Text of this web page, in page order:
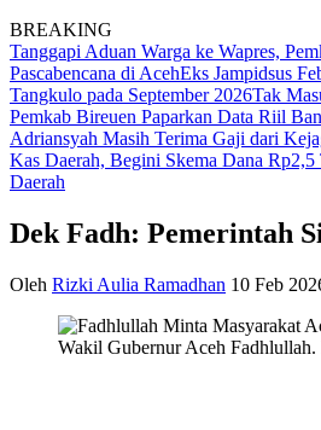
BREAKING
Tanggapi Aduan Warga ke Wapres,
Pascabencana di AcehEks Jampidsus
Tangkulo pada September 2026Tak
Pemkab Bireuen Paparkan Data Riil
Adriansyah Masih Terima Gaji dari
Kas Daerah, Begini Skema Dana
Daerah
Dek Fadh: Pemerintah
Oleh Rizki Aulia Ramadhan 10 Feb
Wakil Gubernur Aceh